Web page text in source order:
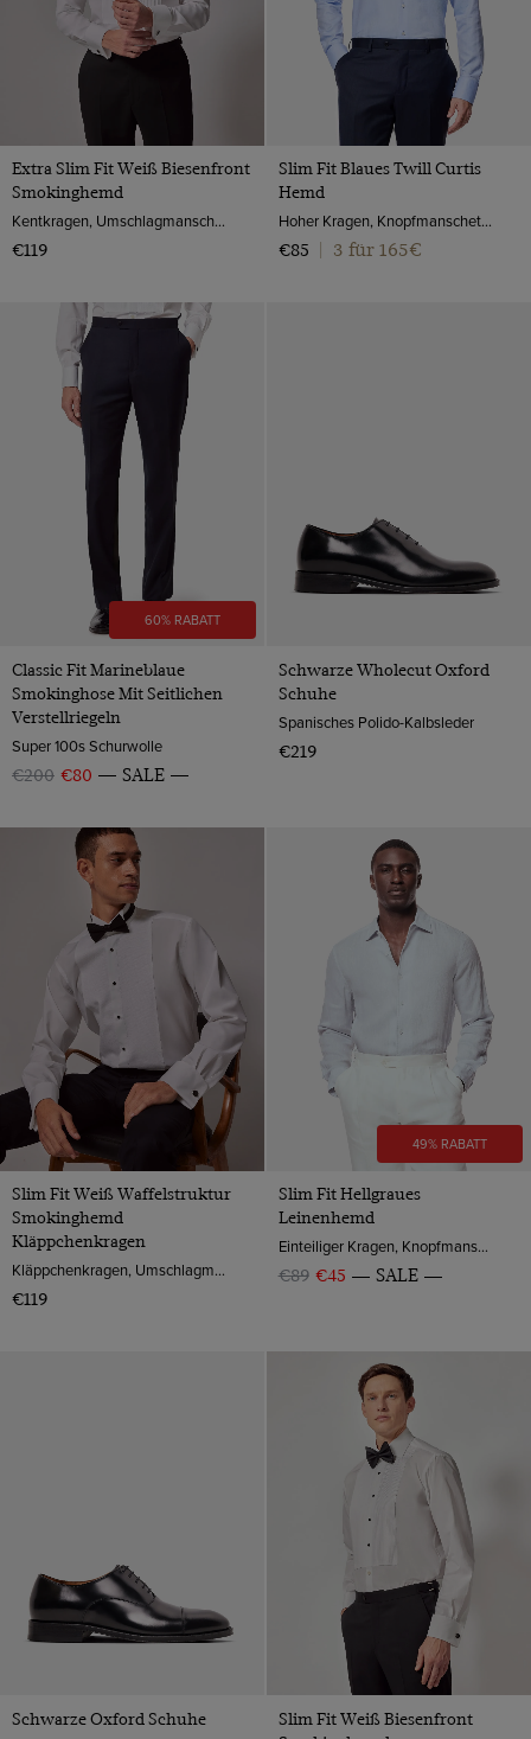
Extra Slim Fit Weiß Biesenfront
Smokinghemd
Kentkragen, Umschlagmanschette, 2-ply 100s Baumwolle
€119
Slim Fit Blaues Twill Curtis
Hemd
Hoher Kragen, Knopfmanschette, Baumwolle
€85
3 für 165€
60% RABATT
Classic Fit Marineblaue
Smokinghose Mit Seitlichen
Verstellriegeln
Super 100s Schurwolle
€200 €80 SALE
Schwarze Wholecut Oxford
Schuhe
Spanisches Polido-Kalbsleder
€219
Slim Fit Weiß Waffelstruktur
Smokinghemd
Kläppchenkragen
Kläppchenkragen, Umschlagmanschette, 2-ply 100s Baumwolle
€119
49% RABATT
Slim Fit Hellgraues
Leinenhemd
Einteiliger Kragen, Knopfmanschette, Extra-Fine Washed Leinen
€89 €45 SALE
Schwarze Oxford Schuhe
Slim Fit Weiß Biesenfront